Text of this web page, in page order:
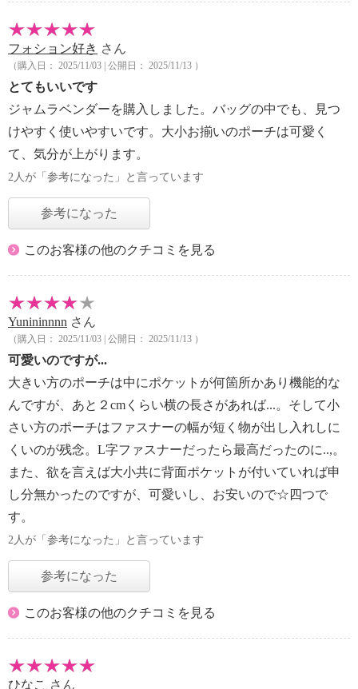
フォション好き さん
（購入日： 2025/11/03 | 公開日： 2025/11/13 ）
とてもいいです
ジャムラベンダーを購入しました。バッグの中でも、見つ
けやすく使いやすいです。大小お揃いのポーチは可愛く
て、気分が上がります。
2人が「参考になった」と言っています
参考になった
このお客様の他のクチコミを見る
Yunininnnn さん
（購入日： 2025/11/03 | 公開日： 2025/11/13 ）
可愛いのですが...
大きい方のポーチは中にポケットが何箇所かあり機能的な
んですが、あと２cmくらい横の長さがあれば...。そして小
さい方のポーチはファスナーの幅が短く物が出し入れしに
くいのが残念。L字ファスナーだったら最高だったのに..,。
また、欲を言えば大小共に背面ポケットが付いていれば申
し分無かったのですが、可愛いし、お安いので☆四つで
す。
2人が「参考になった」と言っています
参考になった
このお客様の他のクチコミを見る
ひなこ さん